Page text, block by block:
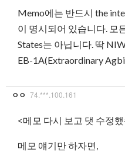
Memo에는 반드시 the
이 명시되어 있습니다. 모
States는 아닙니다. 딱
EB-1A(Extraordinary
ㅇㅇ 74.***.100.161
<메모 다시 보고 댓 수정
메모 얘기만 하자면,